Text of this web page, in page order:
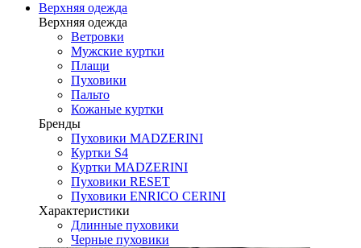
Верхняя одежда
Верхняя одежда
Ветровки
Мужские куртки
Плащи
Пуховики
Пальто
Кожаные куртки
Бренды
Пуховики MADZERINI
Куртки S4
Куртки MADZERINI
Пуховики RESET
Пуховики ENRICO CERINI
Характеристики
Длинные пуховики
Черные пуховики